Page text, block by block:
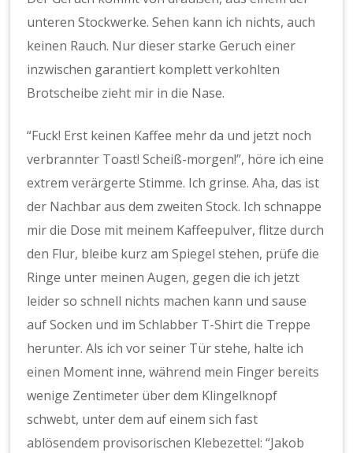
unteren Stockwerke. Sehen kann ich nichts, auch
keinen Rauch. Nur dieser starke Geruch einer
inzwischen garantiert komplett verkohlten
Brotscheibe zieht mir in die Nase.
“Fuck! Erst keinen Kaffee mehr da und jetzt noch
verbrannter Toast! Scheiß-morgen!”, höre ich eine
extrem verärgerte Stimme. Ich grinse. Aha, das ist
der Nachbar aus dem zweiten Stock. Ich schnappe
mir die Dose mit meinem Kaffeepulver, flitze durch
den Flur, bleibe kurz am Spiegel stehen, prüfe die
Ringe unter meinen Augen, gegen die ich jetzt
leider so schnell nichts machen kann und sause
auf Socken und im Schlabber T-Shirt die Treppe
herunter. Als ich vor seiner Tür stehe, halte ich
einen Moment inne, während mein Finger bereits
wenige Zentimeter über dem Klingelknopf
schwebt, unter dem auf einem sich fast
ablösendem provisorischen Klebezettel: “Jakob